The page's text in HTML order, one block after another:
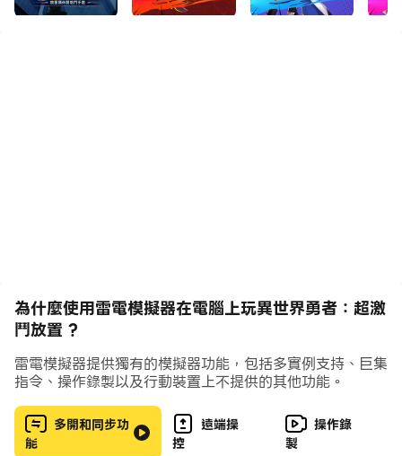
加入與超激斗放置。
寶物等你來拿。
【爆神裝 閃金光】
神裝爆不停，遍地是黃金。全自動打寶，開啟全新掛機模
式，只需動動手指放技能，海量神裝虛寶即刻收入囊中。全
身神裝冒金光，成為異世界最靚勇者。
為什麼使用雷電模擬器在電腦上玩異世界勇者：超激
鬥放置 ?
雷電模擬器提供獨有的模擬器功能，包括多實例支持、巨集
指令、操作錄製以及行動裝置上不提供的其他功能。
多開和同步功
能
遠端操
控
操作錄
製